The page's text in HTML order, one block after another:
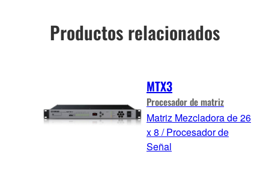
Productos relacionados
MTX3
Procesador de matriz
Matriz Mezcladora de 26
x 8 / Procesador de
Señal